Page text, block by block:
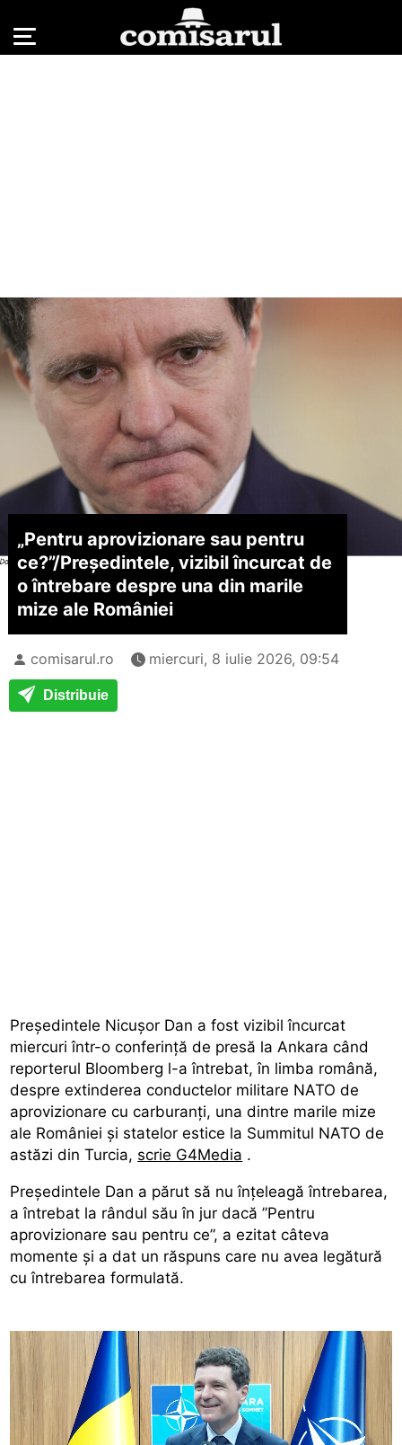
„Pentru aprovizionare sau pentru
ce?”/Președintele, vizibil încurcat de
o întrebare despre una din marile
mize ale României
comisarul.ro miercuri, 8 iulie 2026, 09:54
Distribuie
Președintele Nicușor Dan a fost vizibil încurcat
miercuri într-o conferință de presă la Ankara când
reporterul Bloomberg l-a întrebat, în limba română,
despre extinderea conductelor militare NATO de
aprovizionare cu carburanți, una dintre marile mize
ale României și statelor estice la Summitul NATO de
astăzi din Turcia, scrie G4Media .
Președintele Dan a părut să nu înțeleagă întrebarea,
a întrebat la rândul său în jur dacă ”Pentru
aprovizionare sau pentru ce”, a ezitat câteva
momente și a dat un răspuns care nu avea legătură
cu întrebarea formulată.